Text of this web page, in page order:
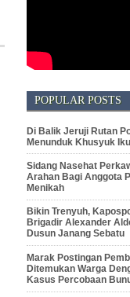
POPULAR POSTS
Di Balik Jeruji Rutan
Menunduk Khusyuk
Sidang Nasehat
Arahan Bagi Anggota
Menikah
Bikin Trenyuh,
Brigadir Alexander
Dusun Janang Sebatu
Marak Postingan
Ditemukan Warga
Kasus Percobaan